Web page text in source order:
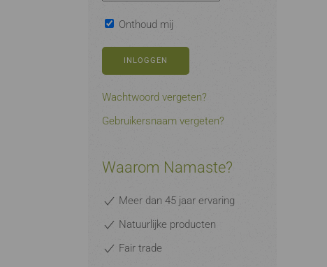
Onthoud mij
INLOGGEN
Wachtwoord vergeten?
Gebruikersnaam vergeten?
Waarom Namaste?
Meer dan 45 jaar ervaring
Natuurlijke producten
Fair trade